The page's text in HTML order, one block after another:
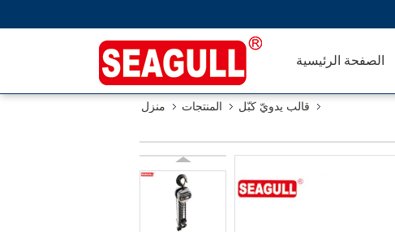
الصفحة الرئيسية
منزل المنتجات قالب يدويّ كبّل